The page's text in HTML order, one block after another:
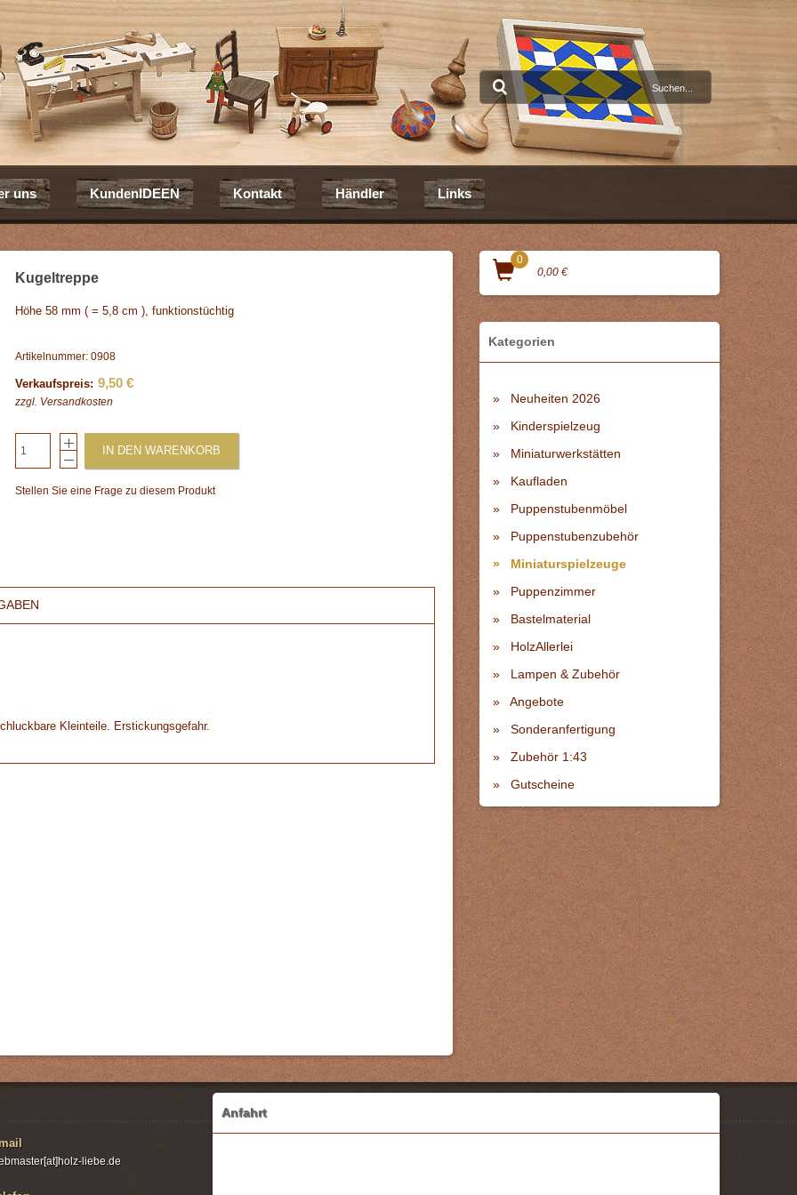
uns KundenIDEEN Kontakt Händler Links
Kugeltreppe
Höhe 58 mm ( = 5,8 cm ), funktionstüchtig
Artikelnummer: 0908
Verkaufspreis: 9,50 €
zzgl. Versandkosten
IN DEN WARENKORB
Stellen Sie eine Frage zu diesem Produkt
Kleinteile. Erstickungsgefahr.
0
0,00 €
Kategorien
Neuheiten 2026
Kinderspielzeug
Miniaturwerkstätten
Kaufladen
Puppenstubenmöbel
Puppenstubenzubehör
Miniaturspielzeuge
Puppenzimmer
Bastelmaterial
HolzAllerlei
Lampen & Zubehör
Angebote
Sonderanfertigung
Zubehör 1:43
Gutscheine
liebe.de
Anfahrt